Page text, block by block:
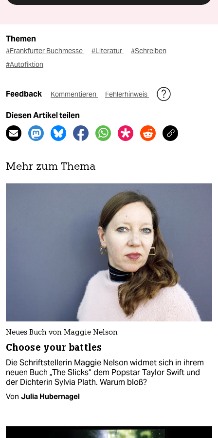
Themen
#Frankfurter Buchmesse #Literatur
#Schreiben
#Autofiktion
Feedback Kommentieren Fehlerhinweis
Diesen Artikel teilen
Mehr zum Thema
Neues Buch von Maggie Nelson
Choose your battles
Die Schriftstellerin Maggie Nelson widmet sich in ihrem
neuen Buch „The Slicks“ dem Popstar Taylor Swift und
der Dichterin Sylvia Plath. Warum bloß?
Von Julia Hubernagel